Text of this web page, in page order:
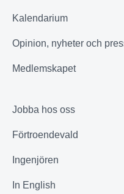
Kalendarium
Opinion, nyheter och
Medlemskapet
Jobba hos oss
Förtroendevald
Ingenjören
In English